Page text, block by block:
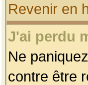
Revenir en
J'ai perdu
Ne
contre être